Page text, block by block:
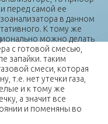
перед самой ее
в данном
К тому же
можно делать
с готовой смесью,
запайки. таким
смеси, которая
т.е. нет утечки газа,
и к тому же
а значит все
и поменяны во